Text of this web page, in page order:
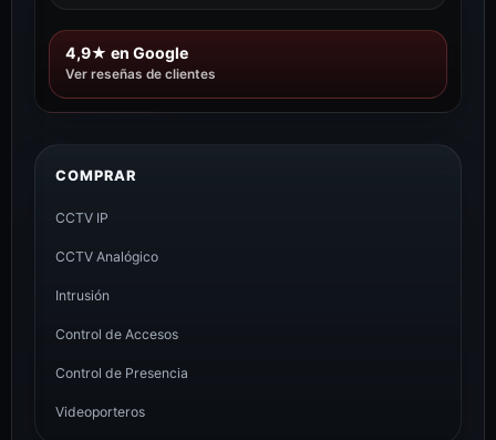
4,9★ en Google
Ver reseñas de clientes
COMPRAR
CCTV IP
CCTV Analógico
Intrusión
Control de Accesos
Control de Presencia
Videoporteros